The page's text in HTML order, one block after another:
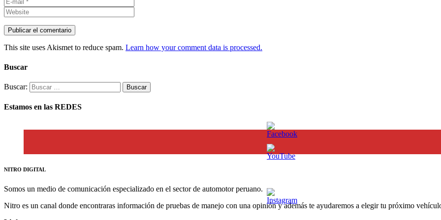
This site uses Akismet to reduce spam. Learn how your comment data is processed.
Buscar
Buscar:
Estamos en las REDES
NITRO DIGITAL
Somos un medio de comunicación especializado en el sector de automotor peruano.
Nitro es un canal donde encontraras información de pruebas de manejo con una opinión y además te ayudaremos a elegir tu próximo